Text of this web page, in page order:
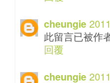
cheungie
此留言已被作
回覆
cheungie